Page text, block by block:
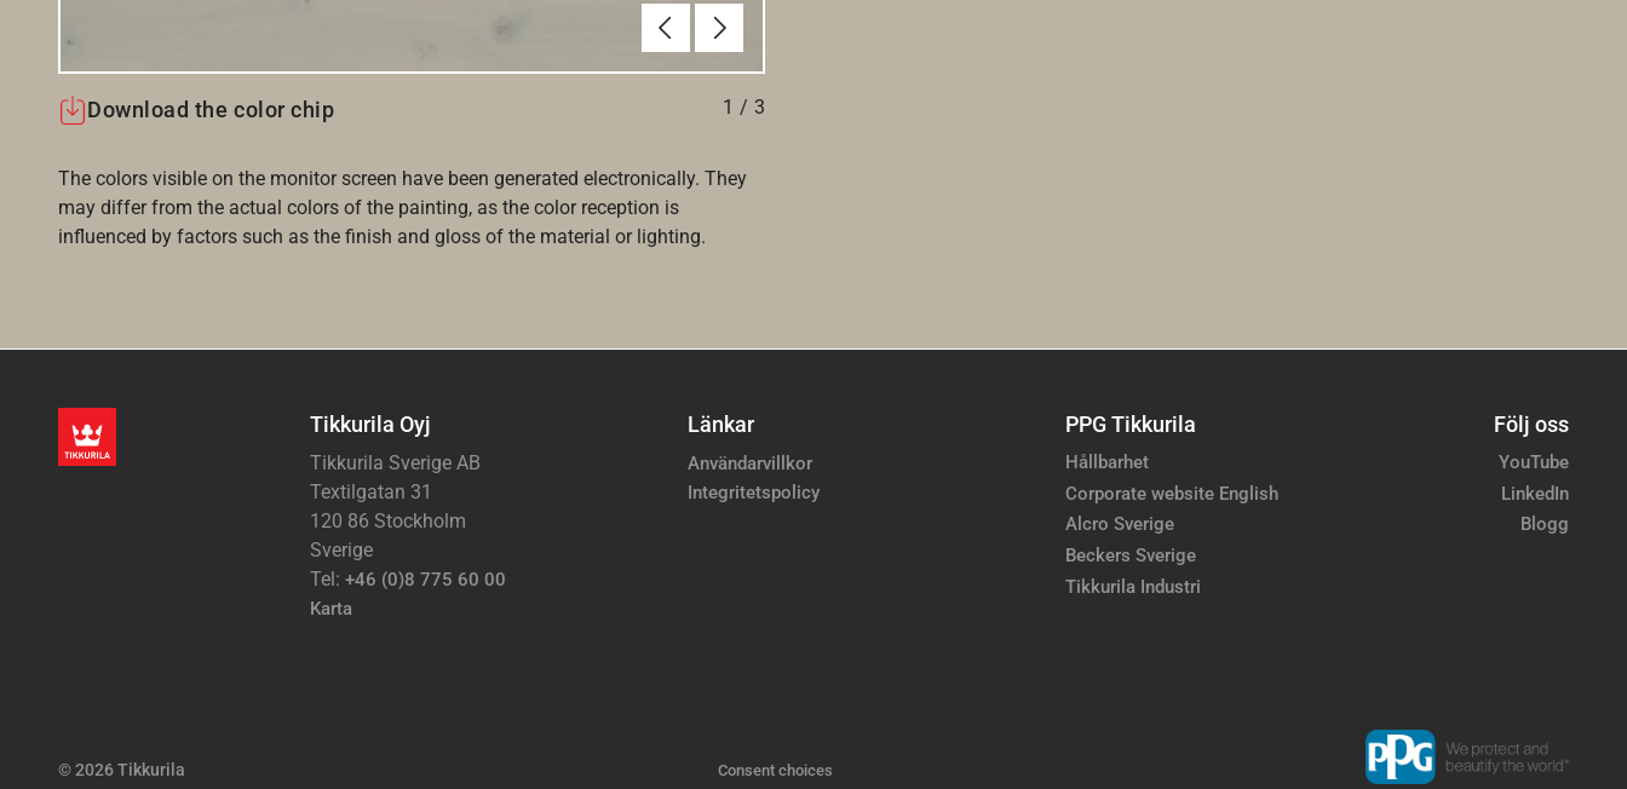
Föregående
Nästa
Download the color chip 1 / 3
The colors visible on the monitor screen have been generated electronically. They
may differ from the actual colors of the painting, as the color reception is
influenced by factors such as the finish and gloss of the material or lighting.
Tikkurila Oyj
Tikkurila Sverige AB
Textilgatan 31
120 86 Stockholm
Sverige
Tel: +46 (0)8 775 60 00
Karta
Länkar
Användarvillkor
Integritetspolicy
PPG Tikkurila
Hållbarhet
Corporate website English
Alcro Sverige
Beckers Sverige
Tikkurila Industri
Följ oss
YouTube
LinkedIn
Blogg
© 2026 Tikkurila Consent choices